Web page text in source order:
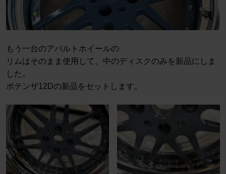
もう一台のアバルトホイールの
リムはそのまま使用して、中のディスクのみを新品にしま
した。
ポテンザ12Dの新品をセットします。